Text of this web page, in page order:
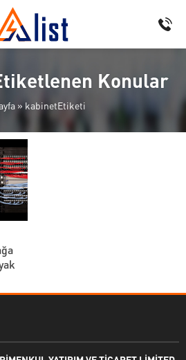
Konular
» kabinetEtiketi